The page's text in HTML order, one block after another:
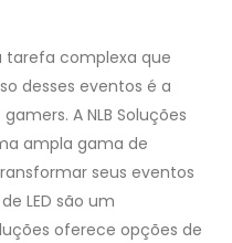
tarefa complexa que
desses eventos é a
A NLB Soluções
ampla gama de
seus eventos
LED são um
oferece opções de